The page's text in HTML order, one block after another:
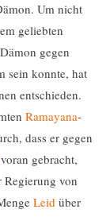
Um nicht
geliebten
gegen
sein konnte, hat
entschieden.
Ramayana-
dass er gegen
voran gebracht,
Regierung von
Leid über